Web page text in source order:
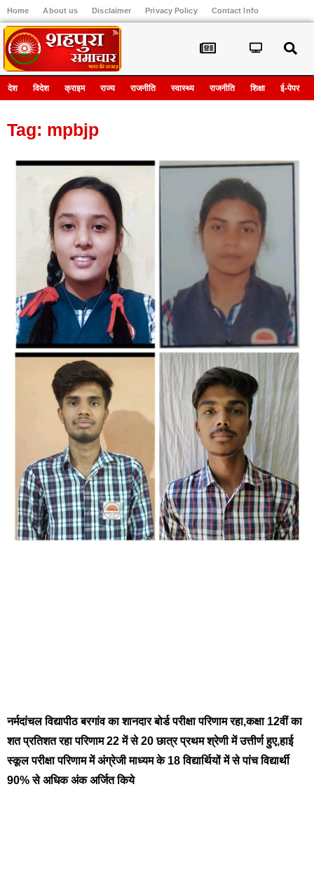
Home About us Disclaimer Privacy Policy Contact Info
देश विदेश क्राइम राज्य राजनीति स्वास्थ्य राजनीति शिक्षा ई-पेपर
Tag: mpbjp
नर्मदांचल विद्यापीठ बरगांव का शानदार बोर्ड परीक्षा परिणाम रहा,कक्षा 12वीं का
शत प्रतिशत रहा परिणाम 22 में से 20 छात्र प्रथम श्रेणी में उत्तीर्ण हुए,हाई
स्कूल परीक्षा परिणाम में अंग्रेजी माध्यम के 18 विद्यार्थियों में से पांच विद्यार्थी
90% से अधिक अंक अर्जित किये